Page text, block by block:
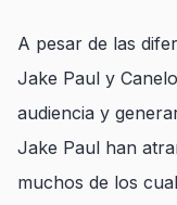
A pesar de las
Jake Paul y
audiencia y
Jake Paul han
muchos de los